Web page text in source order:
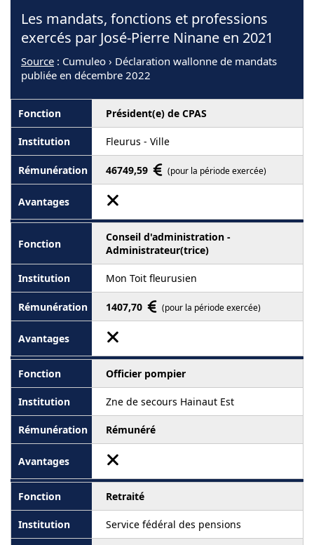
Les mandats, fonctions et professions
exercés par José-Pierre Ninane en 2021
Source : Cumuleo › Déclaration wallonne de mandats
publiée en décembre 2022
Président(e) de CPAS
Fleurus - Ville
46749,59 (pour la période exercée)
Conseil d'administration -
Administrateur(trice)
Mon Toit fleurusien
1407,70 (pour la période exercée)
Officier pompier
Zne de secours Hainaut Est
Rémunéré
Retraité
Service fédéral des pensions